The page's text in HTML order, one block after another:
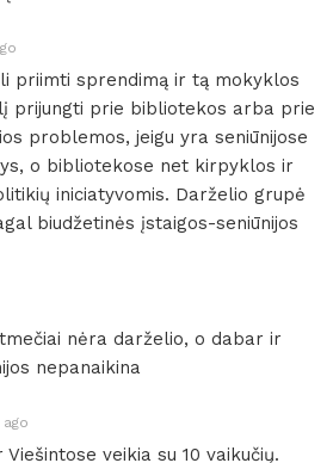
priimti sprendimą ir tą mokyklos
prijungti prie bibliotekos arba prie
problemos, jeigu yra seniūnijose
o bibliotekose net kirpyklos ir
iniciatyvomis. Darželio grupė
biudžetinės įstaigos-seniūnijos
nėra darželio, o dabar ir
nepanaikina
veikia su 10 vaikučių.